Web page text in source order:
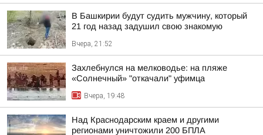
В Башкирии будут судить мужчину, который
21 год назад задушил свою знакомую
Вчера, 21:52
Захлебнулся на мелководье: на пляже
«Солнечный» "откачали" уфимца
Вчера, 19:48
Над Краснодарским краем и другими
регионами уничтожили 200 БПЛА